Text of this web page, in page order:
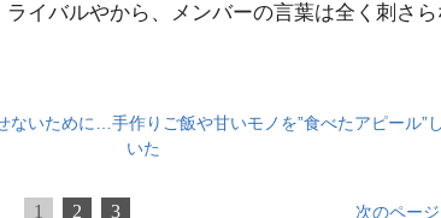
イバルやから、メンバーの言葉は全く刺さら
ないために…手作りご飯や甘いモノを”食べたアピール”
いた
1 2 3 次のページ